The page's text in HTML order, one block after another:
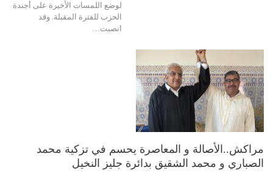
لوضع اللمسات الأخيرة على أجندة
الحزب للفترة المقبلة. وقد
انصبت…
مراكش..الأصالة و المعاصرة يحسم في تزكية محمد
الصباري و محمد الشقيق بدائرة جليز النخيل